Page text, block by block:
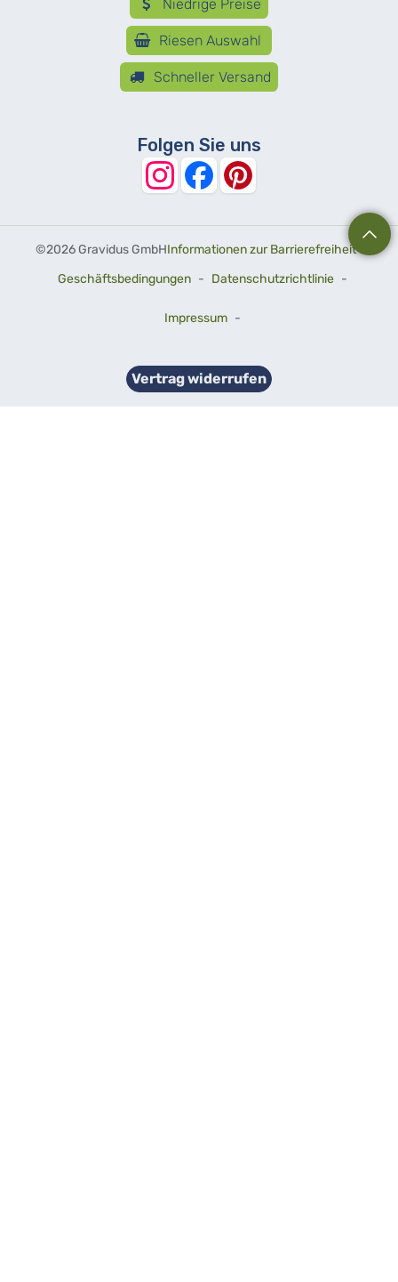
Niedrige Preise
Riesen Auswahl
Schneller Versand
Folgen Sie uns
©2026 Gravidus GmbHInformationen zur Barrierefreiheit-
Geschäftsbedingungen - Datenschutzrichtlinie -
Impressum -
Vertrag widerrufen